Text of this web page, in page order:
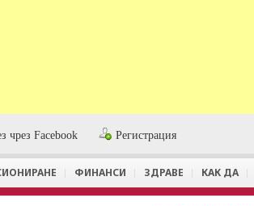
чрез Facebook Регистрация
ФИНАНСИ ЗДРАВЕ КАК ДА